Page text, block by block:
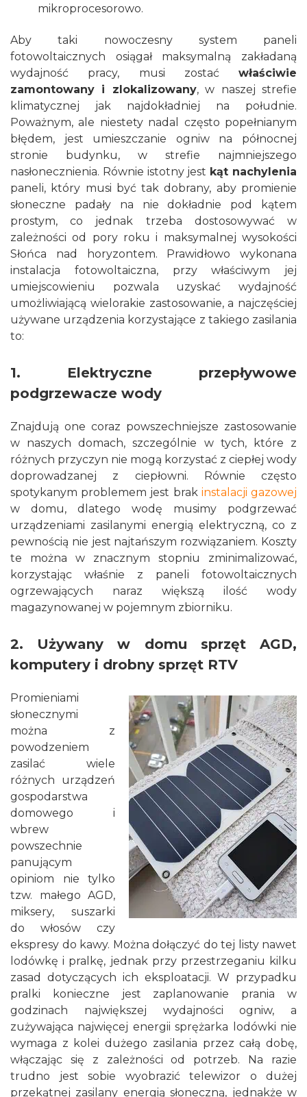
mikroprocesorowo.
Aby taki nowoczesny system paneli
fotowoltaicznych osiągał maksymalną zakładaną
wydajność pracy, musi zostać właściwie
zamontowany i zlokalizowany, w naszej strefie
klimatycznej jak najdokładniej na południe.
Poważnym, ale niestety nadal często popełnianym
błędem, jest umieszczanie ogniw na północnej
stronie budynku, w strefie najmniejszego
nasłonecznienia. Równie istotny jest kąt nachylenia
paneli, który musi być tak dobrany, aby promienie
słoneczne padały na nie dokładnie pod kątem
prostym, co jednak trzeba dostosowywać w
zależności od pory roku i maksymalnej wysokości
Słońca nad horyzontem. Prawidłowo wykonana
instalacja fotowoltaiczna, przy właściwym jej
umiejscowieniu pozwala uzyskać wydajność
umożliwiającą wielorakie zastosowanie, a najczęściej
używane urządzenia korzystające z takiego zasilania
to:
1. Elektryczne przepływowe
podgrzewacze wody
Znajdują one coraz powszechniejsze zastosowanie
w naszych domach, szczególnie w tych, które z
różnych przyczyn nie mogą korzystać z ciepłej wody
doprowadzanej z ciepłowni. Równie często
spotykanym problemem jest brak instalacji gazowej
w domu, dlatego wodę musimy podgrzewać
urządzeniami zasilanymi energią elektryczną, co z
pewnością nie jest najtańszym rozwiązaniem. Koszty
te można w znacznym stopniu zminimalizować,
korzystając właśnie z paneli fotowoltaicznych
ogrzewających naraz większą ilość wody
magazynowanej w pojemnym zbiorniku.
2. Używany w domu sprzęt AGD,
komputery i drobny sprzęt RTV
Promieniami
słonecznymi
można z
powodzeniem
zasilać wiele
różnych urządzeń
gospodarstwa
domowego i
wbrew
powszechnie
panującym
opiniom nie tylko
tzw. małego AGD,
miksery, suszarki
do włosów czy
ekspresy do kawy. Można dołączyć do tej listy nawet
lodówkę i pralkę, jednak przy przestrzeganiu kilku
zasad dotyczących ich eksploatacji. W przypadku
pralki konieczne jest zaplanowanie prania w
godzinach największej wydajności ogniw, a
zużywająca najwięcej energii sprężarka lodówki nie
wymaga z kolei dużego zasilania przez całą dobę,
włączając się z zależności od potrzeb. Na razie
trudno jest sobie wyobrazić telewizor o dużej
przekątnej zasilany energią słoneczną, jednakże w